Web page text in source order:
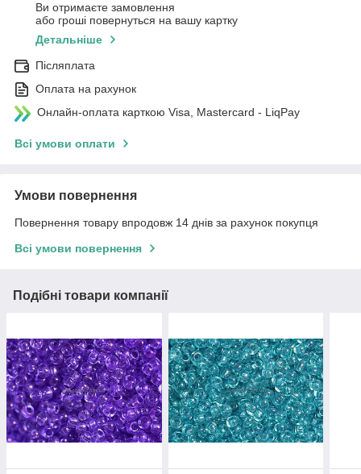
Ви отримаєте замовлення
або гроші повернуться на вашу картку
Детальніше
Післяплата
Оплата на рахунок
Онлайн-оплата карткою Visa, Mastercard - LiqPay
Всі умови оплати
Умови повернення
Повернення товару впродовж 14 днів за рахунок покупця
Всі умови повернення
Подібні товари компанії